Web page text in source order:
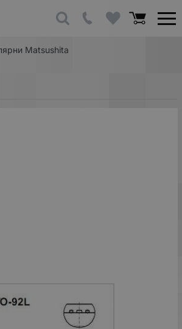
Matsushita